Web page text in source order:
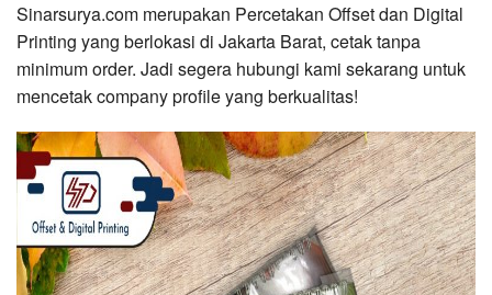
Sinarsurya.com merupakan Percetakan Offset dan Digital
Printing yang berlokasi di Jakarta Barat, cetak tanpa
minimum order. Jadi segera hubungi kami sekarang untuk
mencetak company profile yang berkualitas!